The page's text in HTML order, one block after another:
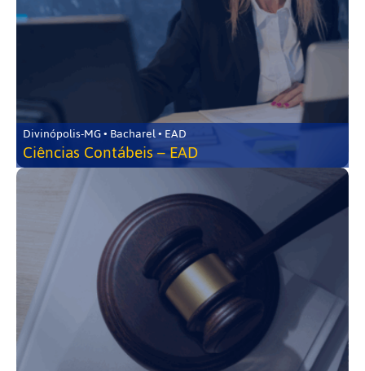
Divinópolis-MG • Bacharel • EAD
Ciências Contábeis – EAD